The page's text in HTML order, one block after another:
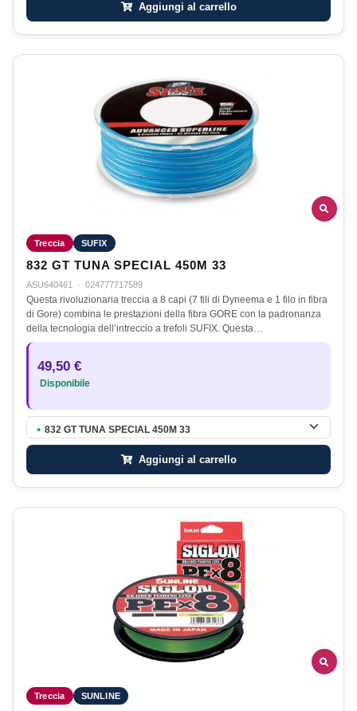
Aggiungi al carrello
Treccia SUFIX
832 GT TUNA SPECIAL 450M 33
ASU640461 · 024777717589
Questa rivoluzionaria treccia a 8 capi (7 fili di Dyneema e 1 filo in fibra
di Gore) combina le prestazioni della fibra GORE con la padronanza
della tecnologia dell’intreccio a trefoli SUFIX. Questa…
49,50 €
Disponibile
● 832 GT TUNA SPECIAL 450M 33
Aggiungi al carrello
Treccia SUNLINE